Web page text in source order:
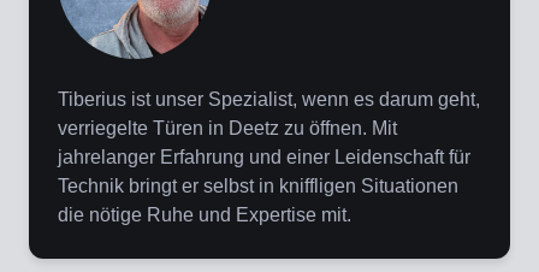
Tiberius ist unser Spezialist, wenn es darum geht,
verriegelte Türen in Deetz zu öffnen. Mit
jahrelanger Erfahrung und einer Leidenschaft für
Technik bringt er selbst in kniffligen Situationen
die nötige Ruhe und Expertise mit.